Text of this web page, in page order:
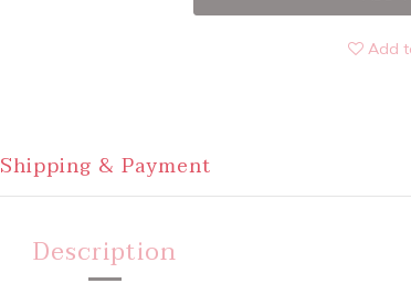
Add
Shipping & Payment
Description